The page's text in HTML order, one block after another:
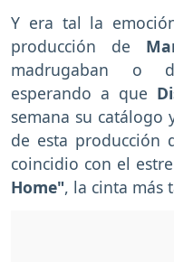
Y era tal la
producción de
madrugaban o
esperando a que
semana su catálogo
de esta producción
coincidio con el
Home", la cinta más